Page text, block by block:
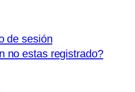
de sesión
no estas registrado?